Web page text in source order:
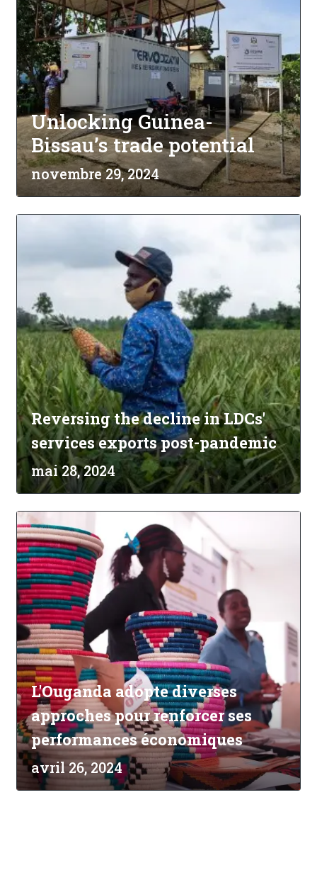
Unlocking Guinea-
Bissau’s trade potential
novembre 29, 2024
Reversing the decline in LDCs'
services exports post-pandemic
mai 28, 2024
L'Ouganda adopte diverses
approches pour renforcer ses
performances économiques
avril 26, 2024